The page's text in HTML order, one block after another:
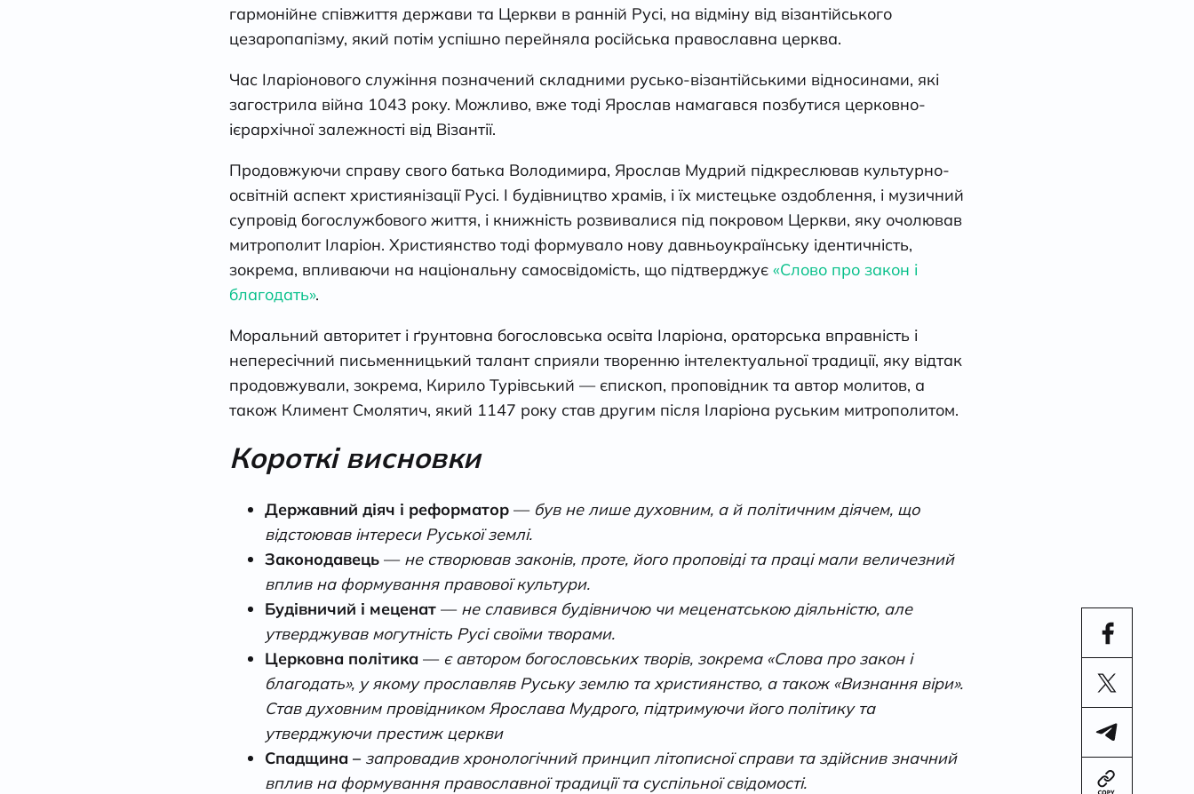
гармонійне співжиття держави та Церкви в ранній Русі, на відміну від візантійського
цезаропапізму, який потім успішно перейняла російська православна церква.
Час Іларіонового служіння позначений складними русько-візантійськими відносинами, які
загострила війна 1043 року. Можливо, вже тоді Ярослав намагався позбутися церковно-
ієрархічної залежності від Візантії.
Продовжуючи справу свого батька Володимира, Ярослав Мудрий підкреслював культурно-
освітній аспект християнізації Русі. І будівництво храмів, і їх мистецьке оздоблення, і музичний
супровід богослужбового життя, і книжність розвивалися під покровом Церкви, яку очолював
митрополит Іларіон. Християнство тоді формувало нову давньоукраїнську ідентичність,
зокрема, впливаючи на національну самосвідомість, що підтверджує «Слово про закон і
благодать».
Моральний авторитет і ґрунтовна богословська освіта Іларіона, ораторська вправність і
непересічний письменницький талант сприяли творенню інтелектуальної традиції, яку відтак
продовжували, зокрема, Кирило Турівський — єпископ, проповідник та автор молитов, а
також Климент Смолятич, який 1147 року став другим після Іларіона руським митрополитом.
Короткі висновки
Державний діяч і реформатор — був не лише духовним, а й політичним діячем, що
відстоював інтереси Руської землі.
Законодавець — не створював законів, проте, його проповіді та праці мали величезний
вплив на формування правової культури.
Будівничий і меценат — не славився будівничою чи меценатською діяльністю, але
утверджував могутність Русі своїми творами.
Церковна політика — є автором богословських творів, зокрема «Слова про закон і
благодать», у якому прославляв Руську землю та християнство, а також «Визнання віри».
Став духовним провідником Ярослава Мудрого, підтримуючи його політику та
утверджуючи престиж церкви
Спадщина – запровадив хронологічний принцип літописної справи та здійснив значний
вплив на формування православної традиції та суспільної свідомості.